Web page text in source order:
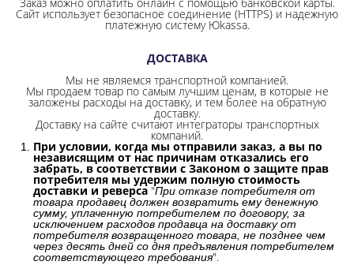
Сайт использует безопасное соединение (HTTPS) и надежную
платежную систему Юkassa.
ДОСТАВКА
Мы не являемся транспортной компанией.
Мы продаем товар по самым лучшим ценам, в которые не
заложены расходы на доставку, и тем более на обратную
доставку.
Доставку на сайте считают интеграторы транспортных
компаний.
При условии, когда мы отправили заказ, а вы по
независящим от нас причинам отказались его
забрать, в соответствии с Законом о защите прав
потребителя мы удержим полную стоимость
доставки и реверса "При отказе потребителя от
товара продавец должен возвратить ему денежную
сумму, уплаченную потребителем по договору, за
исключением расходов продавца на доставку от
потребителя возвращенного товара, не позднее чем
через десять дней со дня предъявления потребителем
соответствующего требования".